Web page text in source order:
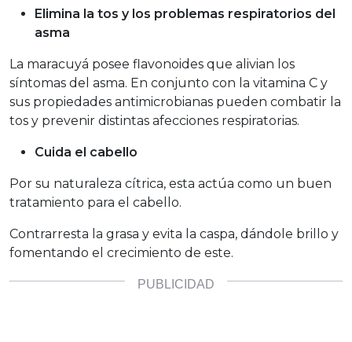
Elimina la tos y los problemas respiratorios del
asma
La maracuyá posee flavonoides que alivian los
síntomas del asma. En conjunto con la vitamina C y
sus propiedades antimicrobianas pueden combatir la
tos y prevenir distintas afecciones respiratorias.
Cuida el cabello
Por su naturaleza cítrica, esta actúa como un buen
tratamiento para el cabello.
Contrarresta la grasa y evita la caspa, dándole brillo y
fomentando el crecimiento de este.